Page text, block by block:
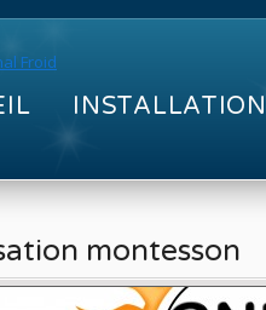
INSTALLATION
montesson